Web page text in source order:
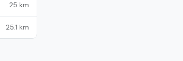
25 km
25.1 km